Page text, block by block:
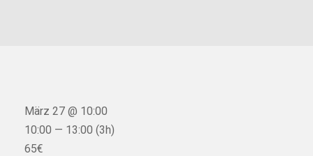
März 27 @ 10:00
10:00 — 13:00 (3h)
65€